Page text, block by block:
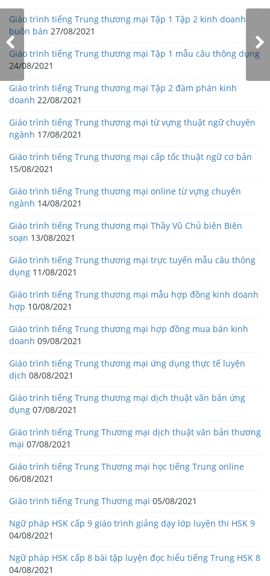
Giáo trình tiếng Trung thương mại Tập 1 Tập 2 kinh doanh
buôn bán 27/08/2021
Giáo trình tiếng Trung thương mại Tập 1 mẫu câu thông dụng
24/08/2021
Giáo trình tiếng Trung thương mại Tập 2 đàm phán kinh
doanh 22/08/2021
Giáo trình tiếng Trung thương mại từ vựng thuật ngữ chuyên
ngành 17/08/2021
Giáo trình tiếng Trung thương mại cấp tốc thuật ngữ cơ bản
15/08/2021
Giáo trình tiếng Trung thương mại online từ vựng chuyên
ngành 14/08/2021
Giáo trình tiếng Trung thương mại Thầy Vũ Chủ biên Biên
soạn 13/08/2021
Giáo trình tiếng Trung thương mại trực tuyến mẫu câu thông
dụng 11/08/2021
Giáo trình tiếng Trung thương mại mẫu hợp đồng kinh doanh
hợp 10/08/2021
Giáo trình tiếng Trung thương mại hợp đồng mua bán kinh
doanh 09/08/2021
Giáo trình tiếng Trung thương mại ứng dụng thực tế luyện
dịch 08/08/2021
Giáo trình tiếng Trung thương mại dịch thuật văn bản ứng
dụng 07/08/2021
Giáo trình tiếng Trung Thương mại dịch thuật văn bản thương
mại 07/08/2021
Giáo trình tiếng Trung Thương mại học tiếng Trung online
06/08/2021
Giáo trình tiếng Trung Thương mại 05/08/2021
Ngữ pháp HSK cấp 9 giáo trình giảng dạy lớp luyện thi HSK 9
04/08/2021
Ngữ pháp HSK cấp 8 bài tập luyện đọc hiểu tiếng Trung HSK 8
04/08/2021